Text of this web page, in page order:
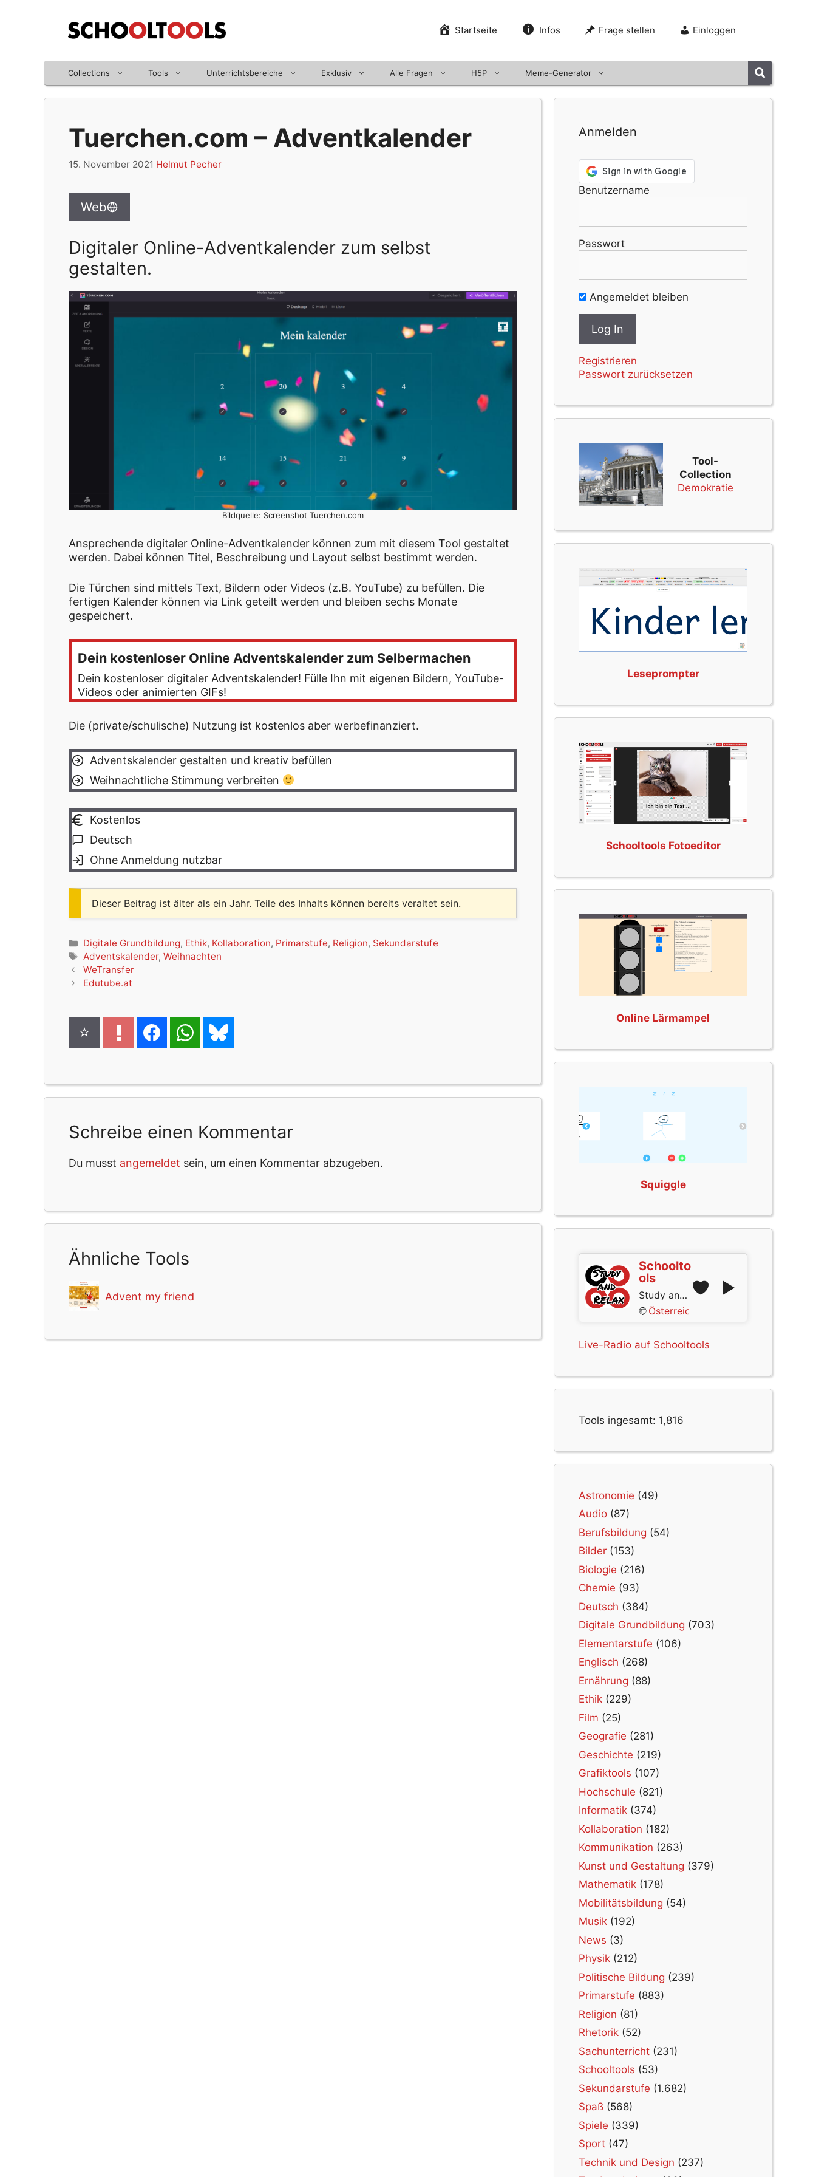
Startseite Infos Frage stellen Einloggen
Collections Tools Unterrichtsbereiche Exklusiv Alle Fragen H5P Meme-Generator
Tuerchen.com – Adventkalender
15. November 2021 Helmut Pecher
Web
Digitaler Online-Adventkalender zum selbst
gestalten.
Bildquelle: Screenshot Tuerchen.com
Ansprechende digitaler Online-Adventkalender können zum mit diesem Tool gestaltet
werden. Dabei können Titel, Beschreibung und Layout selbst bestimmt werden.
Die Türchen sind mittels Text, Bildern oder Videos (z.B. YouTube) zu befüllen. Die
fertigen Kalender können via Link geteilt werden und bleiben sechs Monate
gespeichert.
Dein kostenloser Online Adventskalender zum Selbermachen
Dein kostenloser digitaler Adventskalender! Fülle Ihn mit eigenen Bildern, YouTube-
Videos oder animierten GIFs!
Die (private/schulische) Nutzung ist kostenlos aber werbefinanziert.
Adventskalender gestalten und kreativ befüllen
Weihnachtliche Stimmung verbreiten
Kostenlos
Deutsch
Ohne Anmeldung nutzbar
Dieser Beitrag ist älter als ein Jahr. Teile des Inhalts können bereits veraltet sein.
Kategorien
Digitale Grundbildung, Ethik, Kollaboration, Primarstufe, Religion, Sekundarstufe
Schlagwörter
Adventskalender,Weihnachten
WeTransfer
Edutube.at
Schreibe einen Kommentar
Du musst angemeldet sein, um einen Kommentar abzugeben.
Ähnliche Tools
Advent my friend
Anmelden
Benutzername
Passwort
Angemeldet bleiben
Registrieren
Passwort zurücksetzen
Tool-
Collection
Demokratie
Leseprompter
Schooltools Fotoeditor
Online Lärmampel
Squiggle
Schoolto
ols
Study and Relax
Österreich
Live-Radio auf Schooltools
Tools ingesamt: 1,816
Astronomie (49)
Audio (87)
Berufsbildung (54)
Bilder (153)
Biologie (216)
Chemie (93)
Deutsch (384)
Digitale Grundbildung (703)
Elementarstufe (106)
Englisch (268)
Ernährung (88)
Ethik (229)
Film (25)
Geografie (281)
Geschichte (219)
Grafiktools (107)
Hochschule (821)
Informatik (374)
Kollaboration (182)
Kommunikation (263)
Kunst und Gestaltung (379)
Mathematik (178)
Mobilitätsbildung (54)
Musik (192)
News (3)
Physik (212)
Politische Bildung (239)
Primarstufe (883)
Religion (81)
Rhetorik (52)
Sachunterricht (231)
Schooltools (53)
Sekundarstufe (1.682)
Spaß (568)
Spiele (339)
Sport (47)
Technik und Design (237)